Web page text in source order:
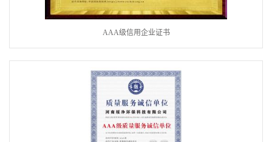
AAA级信用企业证书